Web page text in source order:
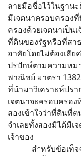
ลายมือชื่อไว้ในฐาน
มีเจตนาครอบครอง
ครองด้วยเจตนาเป็น
ที่ดินของรัฐหรือที่สา
อาศัยโดยไม่ต้องเสีย
ปรปักษ์ตามความหม
พาณิชย์ มาตรา
ที่นำมาวิเคราะห์ปร
เจตนาจะครอบครอง
สองเข้าใจว่าที่ดินที่
จำเลยทั้งสองมิได้มี
เจ้าของ
สำหรับข้อเท็จจริ